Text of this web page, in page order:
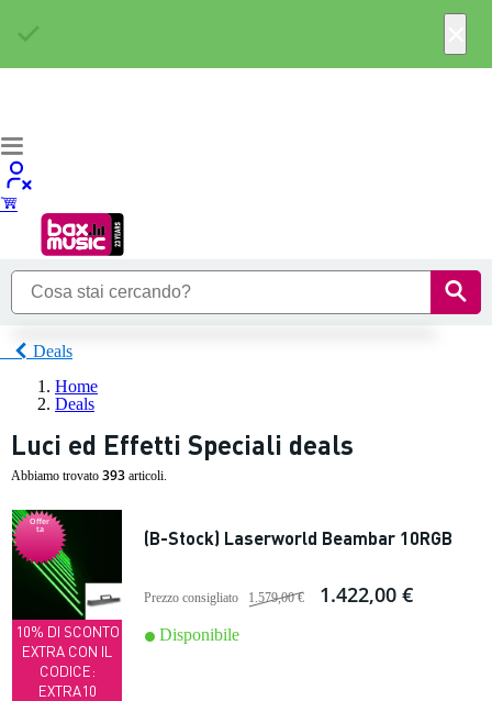
Deals
Home
Deals
Luci ed Effetti Speciali deals
Abbiamo trovato 393 articoli.
Offer
ta
10% DI SCONTO
EXTRA CON IL
CODICE:
EXTRA10
(B-Stock) Laserworld Beambar 10RGB
Prezzo consigliato 1.579,00 € 1.422,00 €
Disponibile